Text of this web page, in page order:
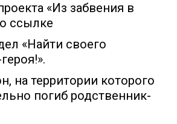
«Из забвения в
ссылке
«Найти своего
на территории которого
погиб родственник-